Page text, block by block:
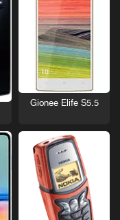
Gionee Elife S5.5